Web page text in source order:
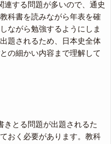
連する問題が多いので、通史
科書を読みながら年表を確
ながら勉強するようにしま
題されるため、日本史全体
の細かい内容まで理解して
きとる問題が出題されるた
おく必要があります。教科